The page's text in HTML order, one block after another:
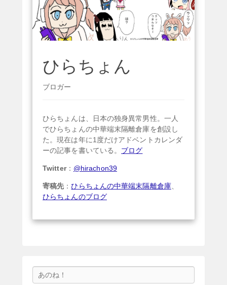
ひらちょん
ブロガー
ひらちょんは、日本の独身異常男性。一人
でひらちょんの中華端末隔離倉庫を創設し
た。現在は年に1度だけアドベントカレンダ
ーの記事を書いている。 ブログ
Twitter： @hirachon39
寄稿先 ：ひらちょんの中華端末隔離倉庫、
ひらちょんのブログ
索